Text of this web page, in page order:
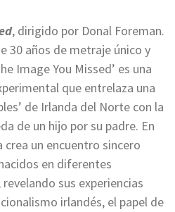
, dirigido por Donal Foreman.
30 años de metraje único y
Image You Missed’ es una
que entrelaza una
de Irlanda del Norte con la
de un hijo por su padre. En
crea un encuentro sincero
en diferentes
sus experiencias
irlandés, el papel de